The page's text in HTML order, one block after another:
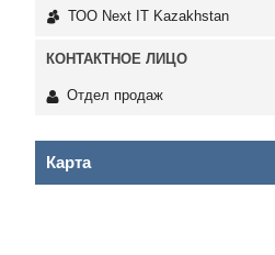
ТОО Next IT Kazakhstan
Отдел продаж
Карта